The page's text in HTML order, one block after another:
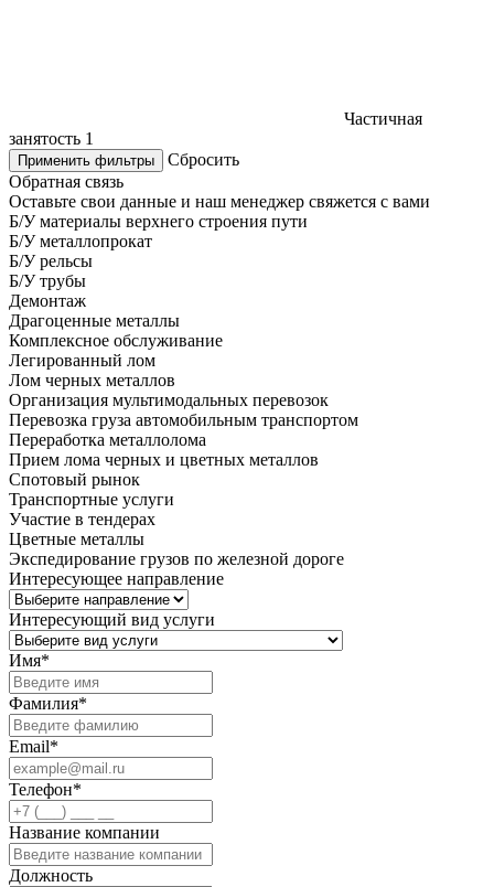
Частичная
занятость 1
Применить фильтры
Сбросить
Обратная связь
Оставьте свои данные и наш менеджер свяжется с вами
Б/У материалы верхнего строения пути
Б/У металлопрокат
Б/У рельсы
Б/У трубы
Демонтаж
Драгоценные металлы
Комплексное обслуживание
Легированный лом
Лом черных металлов
Организация мультимодальных перевозок
Перевозка груза автомобильным транспортом
Переработка металлолома
Прием лома черных и цветных металлов
Спотовый рынок
Транспортные услуги
Участие в тендерах
Цветные металлы
Экспедирование грузов по железной дороге
Интересующее направление
Интересующий вид услуги
Имя*
Фамилия*
Email*
Телефон*
Название компании
Должность